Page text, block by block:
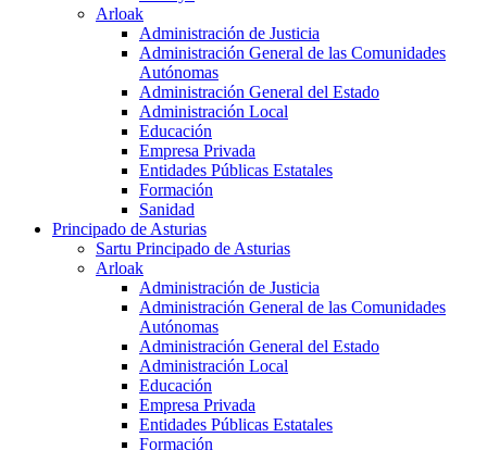
Arloak
Administración de Justicia
Administración General de las Comunidades
Autónomas
Administración General del Estado
Administración Local
Educación
Empresa Privada
Entidades Públicas Estatales
Formación
Sanidad
Principado de Asturias
Sartu Principado de Asturias
Arloak
Administración de Justicia
Administración General de las Comunidades
Autónomas
Administración General del Estado
Administración Local
Educación
Empresa Privada
Entidades Públicas Estatales
Formación